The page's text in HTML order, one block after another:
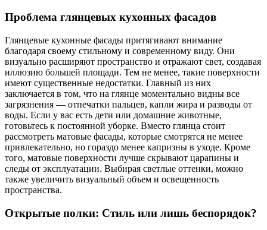
Проблема глянцевых кухонных фасадов
Глянцевые кухонные фасады притягивают внимание
благодаря своему стильному и современному виду. Они
визуально расширяют пространство и отражают свет, создавая
иллюзию большей площади. Тем не менее, такие поверхности
имеют существенные недостатки. Главный из них
заключается в том, что на глянце моментально видны все
загрязнения — отпечатки пальцев, капли жира и разводы от
воды. Если у вас есть дети или домашние животные,
готовьтесь к постоянной уборке. Вместо глянца стоит
рассмотреть матовые фасады, которые смотрятся не менее
привлекательно, но гораздо менее капризны в уходе. Кроме
того, матовые поверхности лучше скрывают царапины и
следы от эксплуатации. Выбирая светлые оттенки, можно
также увеличить визуальный объем и освещенность
пространства.
Открытые полки: Стиль или лишь беспорядок?